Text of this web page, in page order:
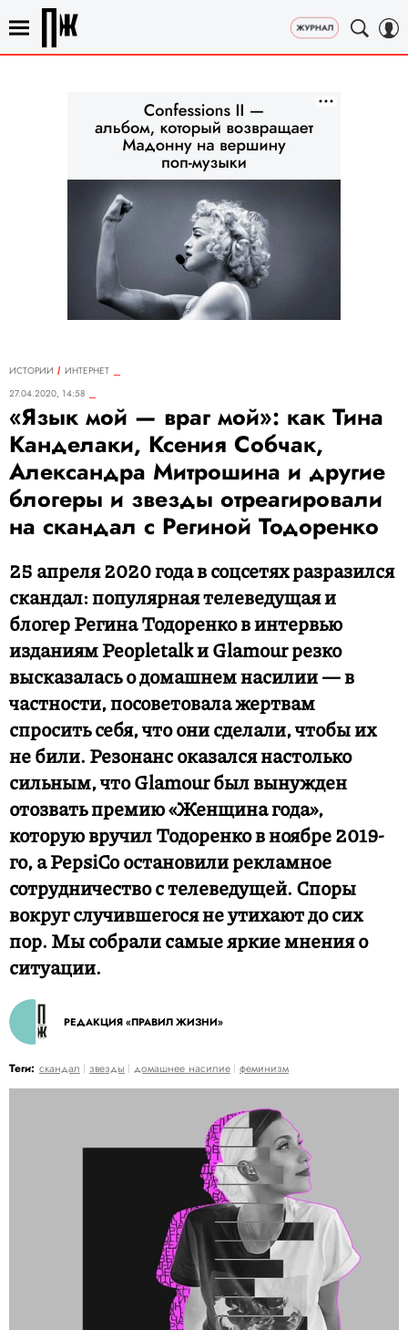
ИСТОРИИ
ИНТЕРНЕТ
27.04.2020, 14:58
«Язык мой — враг мой»: как Тина
Канделаки, Ксения Собчак,
Александра Митрошина и другие
блогеры и звезды отреагировали
на скандал с Региной Тодоренко
25 апреля 2020 года в соцсетях разразился
скандал: популярная телеведущая и
блогер Регина Тодоренко в интервью
изданиям Peopletalk и Glamour резко
высказалась о домашнем насилии — в
частности, посоветовала жертвам
спросить себя, что они сделали, чтобы их
не били. Резонанс оказался настолько
сильным, что Glamour был вынужден
отозвать премию «Женщина года»,
которую вручил Тодоренко в ноябре 2019-
го, а PepsiCo остановили рекламное
сотрудничество с телеведущей. Споры
вокруг случившегося не утихают до сих
пор. Мы собрали самые яркие мнения о
ситуации.
РЕДАКЦИЯ «ПРАВИЛ ЖИЗНИ»
Теги: скандал звезды домашнее насилие феминизм